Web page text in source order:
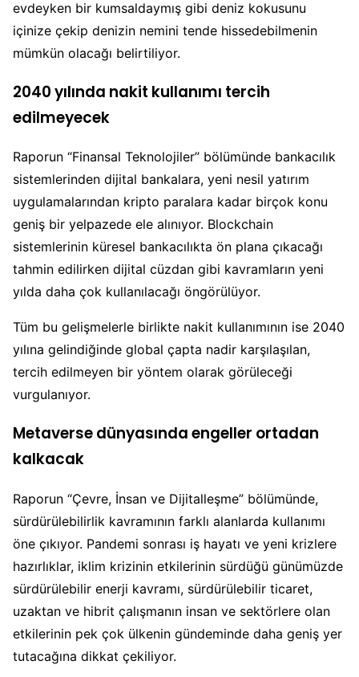
evdeyken bir kumsaldaymış gibi deniz kokusunu
içinize çekip denizin nemini tende hissedebilmenin
mümkün olacağı belirtiliyor.
2040 yılında nakit kullanımı tercih
edilmeyecek
Raporun “Finansal Teknolojiler” bölümünde bankacılık
sistemlerinden dijital bankalara, yeni nesil yatırım
uygulamalarından kripto paralara kadar birçok konu
geniş bir yelpazede ele alınıyor. Blockchain
sistemlerinin küresel bankacılıkta ön plana çıkacağı
tahmin edilirken dijital cüzdan gibi kavramların yeni
yılda daha çok kullanılacağı öngörülüyor.
Tüm bu gelişmelerle birlikte nakit kullanımının ise 2040
yılına gelindiğinde global çapta nadir karşılaşılan,
tercih edilmeyen bir yöntem olarak görüleceği
vurgulanıyor.
Metaverse dünyasında engeller ortadan
kalkacak
Raporun “Çevre, İnsan ve Dijitalleşme” bölümünde,
sürdürülebilirlik kavramının farklı alanlarda kullanımı
öne çıkıyor. Pandemi sonrası iş hayatı ve yeni krizlere
hazırlıklar, iklim krizinin etkilerinin sürdüğü günümüzde
sürdürülebilir enerji kavramı, sürdürülebilir ticaret,
uzaktan ve hibrit çalışmanın insan ve sektörlere olan
etkilerinin pek çok ülkenin gündeminde daha geniş yer
tutacağına dikkat çekiliyor.